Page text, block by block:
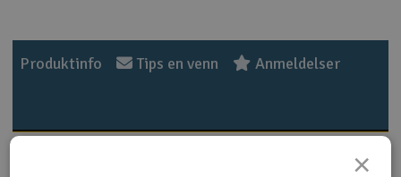
Outlet
Raketter
Produktinfo Tips en venn Anmeldelser
×